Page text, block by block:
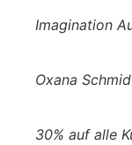
Imagination
Oxana
30% auf alle